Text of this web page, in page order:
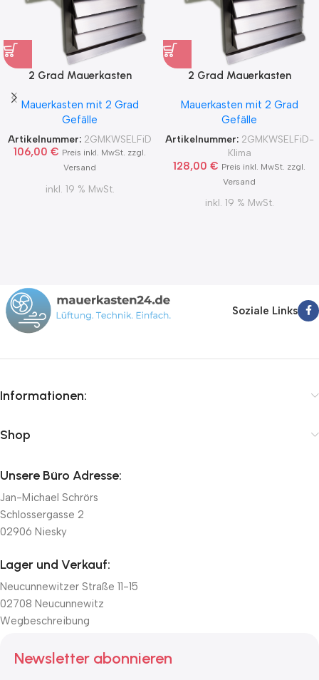
2 Grad Mauerkasten
Kondensatablauf auch mit
Blower Door Test und
Zertifikat Ø100, 125, 150
2Grad MKWSELFiD
Mauerkasten mit 2 Grad
Gefälle
Artikelnummer: 2GMKWSELFiD
106,00 € Preis inkl. MwSt. zzgl.
Versand
inkl. 19 % MwSt.
2 Grad Mauerkasten
Kondensatablauf für
Klimageräte Ø150 2Grad
MKWSELFiD
Mauerkasten mit 2 Grad
Gefälle
Artikelnummer: 2GMKWSELFiD-
Klima
128,00 € Preis inkl. MwSt. zzgl.
Versand
inkl. 19 % MwSt.
Soziale Links
Informationen:
Shop
Unsere Büro Adresse:
Jan-Michael Schrörs
Schlossergasse 2
02906 Niesky
Lager und Verkauf:
Neucunnewitzer Straße 11-15
02708 Neucunnewitz
Wegbeschreibung
Newsletter abonnieren